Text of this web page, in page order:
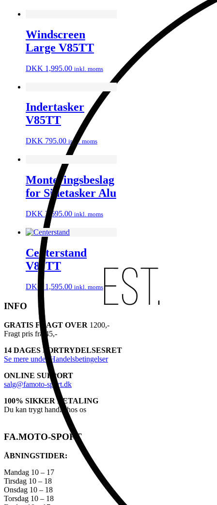
Windscreen
Large V85TT
DKK 1,995.00 inkl. moms
Indertasker
V85TT
DKK 795.00 inkl. moms
Monteringsbeslag
for Sidetasker Alu
DKK 2,695.00 inkl. moms
Centerstand
V85TT
DKK 1,595.00 inkl. moms
INFO
GRATIS FRAGT OVER 1200,-
Fragt pris fra 45,-
14 DAGES FORTRYDELSESRET
Se mere under Handelsbetingelser
ONLINE SUPPORT
salg@famoto-sport.dk
100% SIKKER BETALING
Du kan trygt handle hos os
FA.MOTO-SPORT
ÅBNINGSTIDER:
Mandag 10 – 17
Tirsdag 10 – 18
Onsdag 10 – 18
Torsdag 10 – 18